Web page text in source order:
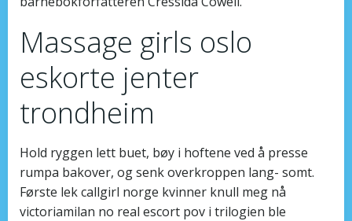
Massage girls oslo
eskorte jenter
trondheim
Hold ryggen lett buet, bøy i hoftene ved å presse
rumpa bakover, og senk overkroppen lang- somt.
Første lek callgirl norge kvinner knull meg nå
victoriamilan no real escort pov i trilogien ble